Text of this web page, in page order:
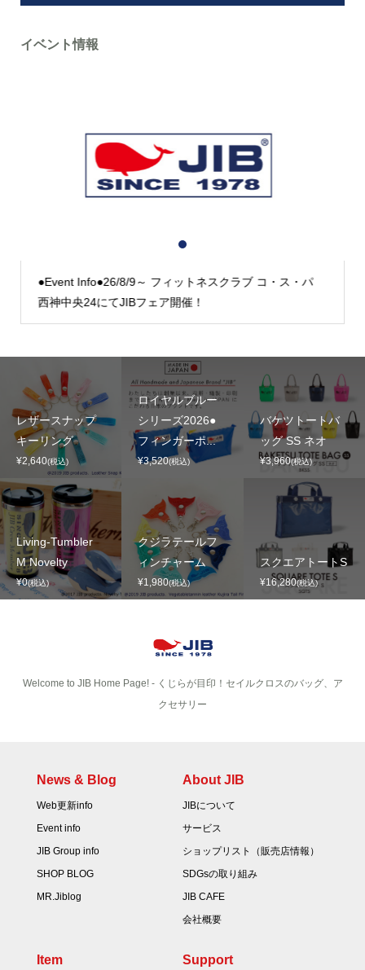
イベント情報
●Event Info●26/8/9～ フィットネスクラブ コ・ス・パ
西神中央24にてJIBフェア開催！
2
レザースナップ
キーリング
¥2,640(税込)
ロイヤルブルー
シリーズ2026●
フィンガーポ...
¥3,520(税込)
バケツトートバ
ッグ SS ネオ
¥3,960(税込)
Living-Tumbler
M Novelty
¥0(税込)
クジラテールフ
ィンチャーム
¥1,980(税込)
スクエアトートS
¥16,280(税込)
Welcome to JIB Home Page! ‐ くじらが目印！セイルクロスのバッグ、ア
クセサリー
News & Blog
Web更新info
Event info
JIB Group info
SHOP BLOG
MR.Jiblog
About JIB
JIBについて
サービス
ショップリスト（販売店情報）
SDGsの取り組み
JIB CAFE
会社概要
Item Support